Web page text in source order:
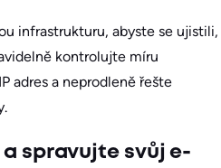
infrastrukturu, abyste se ujistili,
kontrolujte míru
adres a neprodleně řešte
spravujte svůj e-